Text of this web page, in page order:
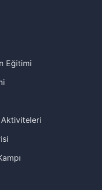
Eğitimi